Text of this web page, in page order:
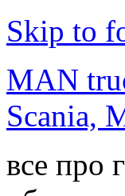
Skip to
MAN
Scania,
все про